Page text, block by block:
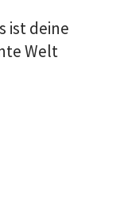
ist deine
Welt